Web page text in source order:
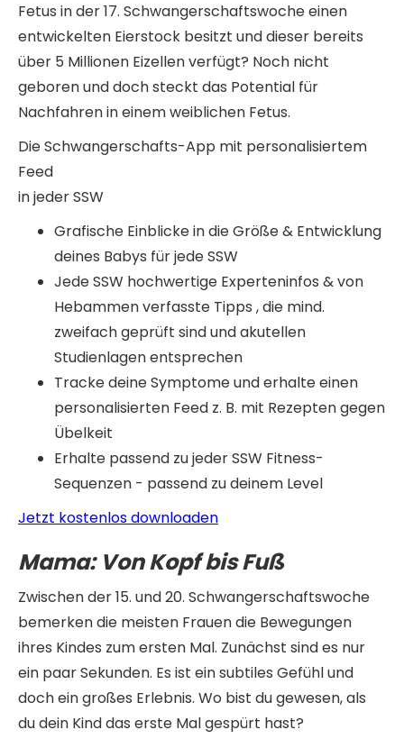
Fetus in der 17. Schwangerschaftswoche einen
entwickelten Eierstock besitzt und dieser bereits
über 5 Millionen Eizellen verfügt? Noch nicht
geboren und doch steckt das Potential für
Nachfahren in einem weiblichen Fetus.
Die Schwangerschafts-App mit personalisiertem
Feed
in jeder SSW
Grafische Einblicke in die Größe & Entwicklung
deines Babys für jede SSW
Jede SSW hochwertige Experteninfos & von
Hebammen verfasste Tipps , die mind.
zweifach geprüft sind und akutellen
Studienlagen entsprechen
Tracke deine Symptome und erhalte einen
personalisierten Feed z. B. mit Rezepten gegen
Übelkeit
Erhalte passend zu jeder SSW Fitness-
Sequenzen - passend zu deinem Level
Jetzt kostenlos downloaden
Mama:Von Kopf bis Fuß
Zwischen der 15. und 20. Schwangerschaftswoche
bemerken die meisten Frauen die Bewegungen
ihres Kindes zum ersten Mal. Zunächst sind es nur
ein paar Sekunden. Es ist ein subtiles Gefühl und
doch ein großes Erlebnis. Wo bist du gewesen, als
du dein Kind das erste Mal gespürt hast?